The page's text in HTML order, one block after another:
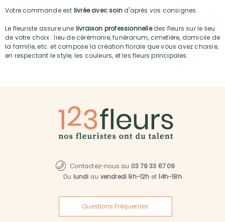
Votre commande est livrée avec soind'après vos consignes.
Le fleuriste assure une livraison professionnelledes fleurs sur le lieu
de votre choix : lieu de cérémonie, funérarium, cimetière, domicile de
la famille, etc. et compose la création florale que vous avez choisie,
en respectant le style, les couleurs, et les fleurs principales.
Contactez-nous au 03 79 33 67 09
Du lundi au vendredi 9h-12h et14h-18h
Questions Fréquentes